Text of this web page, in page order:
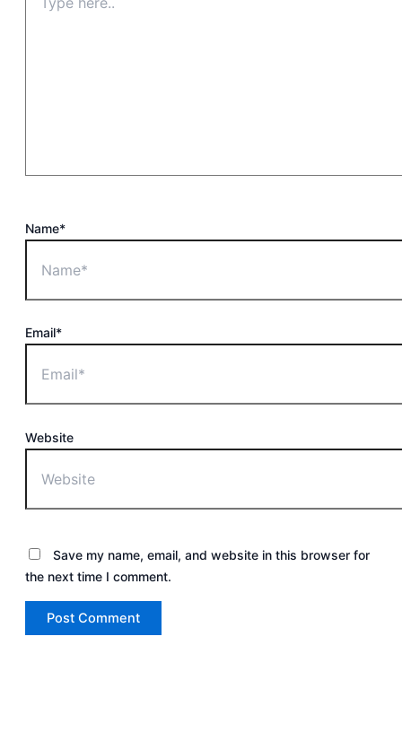
Name*
Email*
Website
Save my name, email, and website in this browser for
the next time I comment.